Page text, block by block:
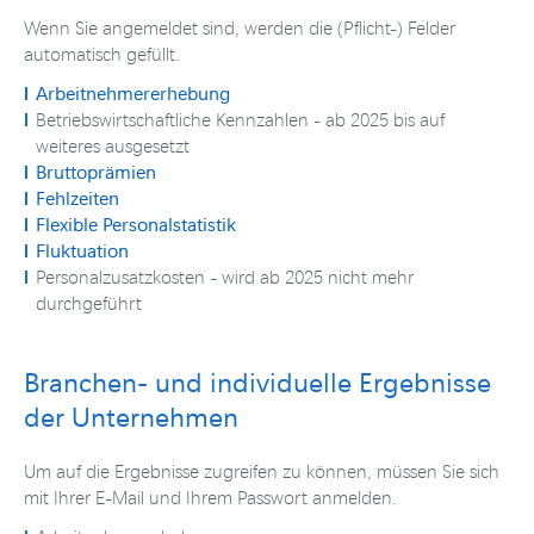
Wenn Sie angemeldet sind, werden die (Pflicht-) Felder
automatisch gefüllt.
Arbeitnehmererhebung
Betriebswirtschaftliche Kennzahlen - ab 2025 bis auf
weiteres ausgesetzt
Bruttoprämien
Fehlzeiten
Flexible Personalstatistik
Fluktuation
Personalzusatzkosten - wird ab 2025 nicht mehr
durchgeführt
Branchen- und individuelle Ergebnisse
der Unternehmen
Um auf die Ergebnisse zugreifen zu können, müssen Sie sich
mit Ihrer E-Mail und Ihrem Passwort anmelden.